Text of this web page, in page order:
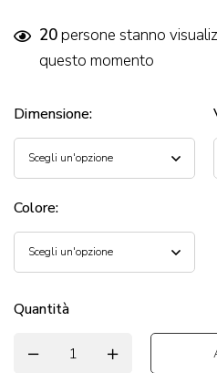
20persone stanno
questo momento
Dimensione:
Colore:
Quantità